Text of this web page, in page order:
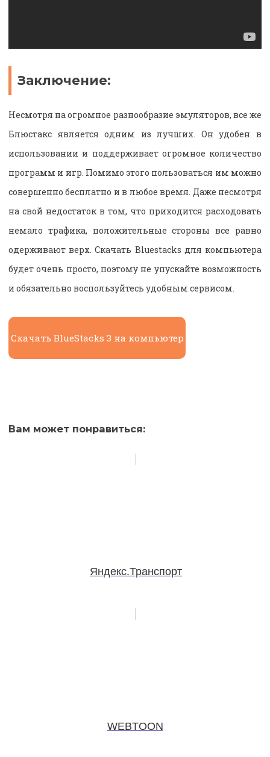
Заключение:
Несмотря на огромное разнообразие эмуляторов, все же
Блюстакс является одним из лучших. Он удобен в
использовании и поддерживает огромное количество
программ и игр. Помимо этого пользоваться им можно
совершенно бесплатно и в любое время. Даже несмотря
на свой недостаток в том, что приходится расходовать
немало трафика, положительные стороны все равно
одерживают верх. Скачать Bluestacks для компьютера
будет очень просто, поэтому не упускайте возможность
и обязательно воспользуйтесь удобным сервисом.
Скачать BlueStacks 3 на компьютер
Вам может понравиться:
Яндекс.Транспорт
WEBTOON